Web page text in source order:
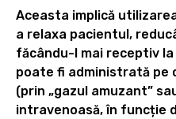
Aceasta implică
a relaxa pacientul,
făcându-l mai receptiv
poate fi administrată pe
(prin „gazul amuzant”
intravenoasă, în funcție